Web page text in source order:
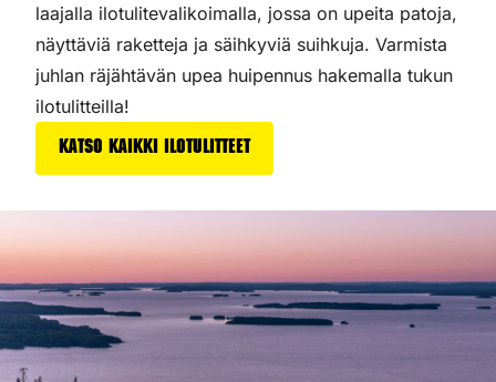
laajalla ilotulitevalikoimalla, jossa on upeita patoja,
näyttäviä raketteja ja säihkyviä suihkuja. Varmista
juhlan räjähtävän upea huipennus hakemalla tukun
ilotulitteilla!
Katso kaikki ilotulitteet